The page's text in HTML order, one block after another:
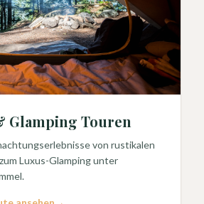
Glamping Touren
von rustikalen
Luxus-Glamping unter